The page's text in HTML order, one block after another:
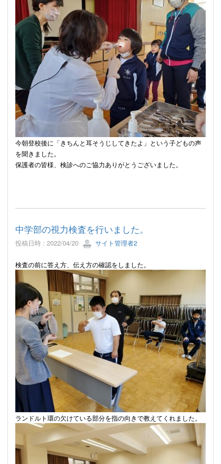
今朝登校後に 「きちんと耳そうじしてきたよ」という子どもの声
を聞きました。
保護者の皆様、検診へのご協力ありがとうございました。
中学部の視力検査を行いました。
投稿日時 : 2022/04/20 サイト管理者2
検査の前に答え方、伝え方の確認をしました。
ランドルト環の欠けている部分を指の向きで教えてくれました。